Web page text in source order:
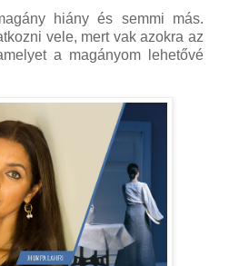
hiány és semmi más.
vele, mert vak azokra az
a magányom lehetővé